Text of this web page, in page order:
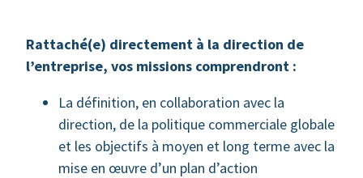
Rattaché(e) directement à la direction de
l’entreprise, vos missions comprendront :
La définition, en collaboration avec la
direction, de la politique commerciale globale
et les objectifs à moyen et long terme avec la
mise en œuvre d’un plan d’action